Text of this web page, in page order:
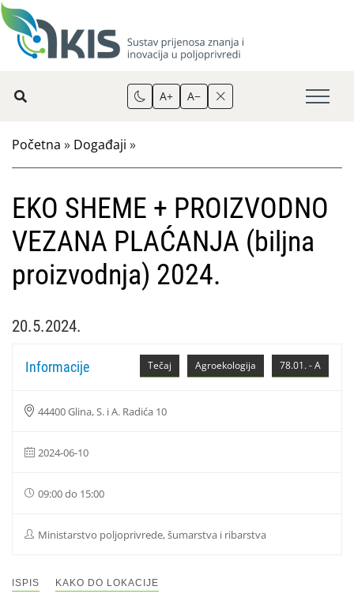
A+ A−
Početna » Događaji »
EKO SHEME + PROIZVODNO
VEZANA PLAĆANJA (biljna
proizvodnja) 2024.
20.5.2024.
78.01. - A
Agroekologija
Tečaj
Informacije
44400 Glina, S. i A. Radića 10
2024-06-10
09:00 do 15:00
Ministarstvo poljoprivrede, šumarstva i ribarstva
ISPIS KAKO DO LOKACIJE